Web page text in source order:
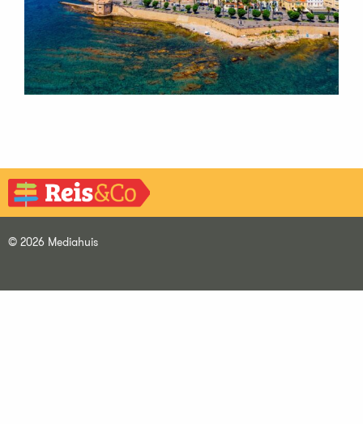
© 2026 Mediahuis